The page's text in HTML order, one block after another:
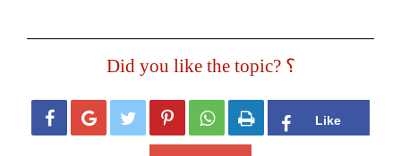
Did you like the topic? ؟
     